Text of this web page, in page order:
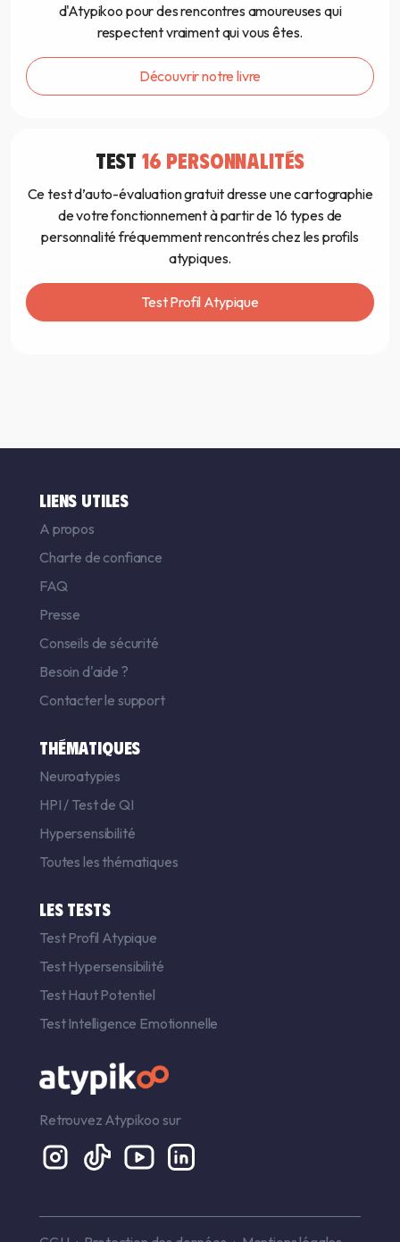
d'Atypikoo pour des rencontres amoureuses qui
respectent vraiment qui vous êtes.
Découvrir notre livre
TEST 16 PERSONNALITÉS
Ce test d’auto-évaluation gratuit dresse une cartographie
de votre fonctionnement à partir de 16 types de
personnalité fréquemment rencontrés chez les profils
atypiques.
Test Profil Atypique
LIENS UTILES
A propos
Charte de confiance
FAQ
Presse
Conseils de sécurité
Besoin d'aide ?
Contacter le support
THÉMATIQUES
Neuroatypies
HPI / Test de QI
Hypersensibilité
Toutes les thématiques
LES TESTS
Test Profil Atypique
Test Hypersensibilité
Test Haut Potentiel
Test Intelligence Emotionnelle
Retrouvez Atypikoo sur